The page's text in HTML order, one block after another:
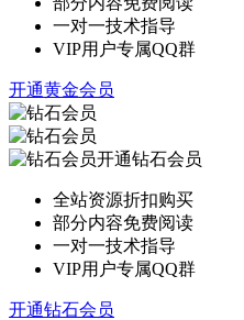
一对一技术指导
VIP用户专属QQ群
开通黄金会员
开通钻石会员
全站资源折扣购买
部分内容免费阅读
一对一技术指导
VIP用户专属QQ群
开通钻石会员